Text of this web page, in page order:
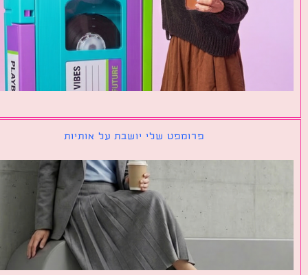
פרומפט שלי יושבת על אותיות